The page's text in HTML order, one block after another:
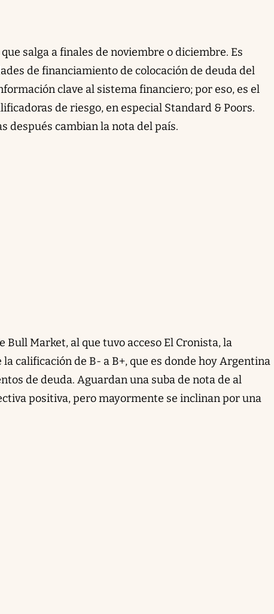
salga a finales de noviembre o diciembre. Es
de financiamiento de colocación de deuda del
clave al sistema financiero; por eso, es el
de riesgo, en especial Standard & Poors.
después cambian la nota del país.
Bull Market, al que tuvo acceso El Cronista, la
calificación de B- a B+, que es donde hoy Argentina
de deuda. Aguardan una suba de nota de al
positiva, pero mayormente se inclinan por una